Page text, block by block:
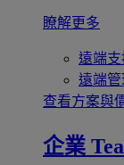
瞭解更多
遠端支
遠端管
查看方案與
企業